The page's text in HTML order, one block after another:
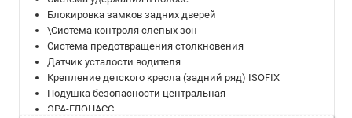
Блокировка замков задних дверей
\Система контроля слепых зон
Система предотвращения столкновения
Датчик усталости водителя
Крепление детского кресла (задний ряд) ISOFIX
Подушка безопасности центральная
ЭРА-ГЛОНАСС